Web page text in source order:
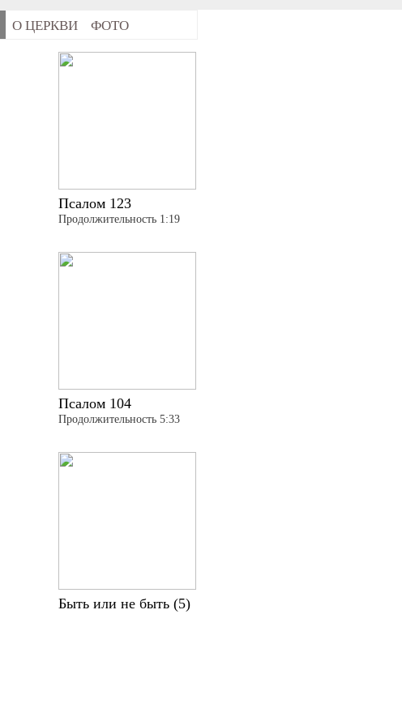
О ЦЕРКВИ ФОТО
Псалом 123
Продолжительность 1:19
Псалом 104
Продолжительность 5:33
Быть или не быть (5)